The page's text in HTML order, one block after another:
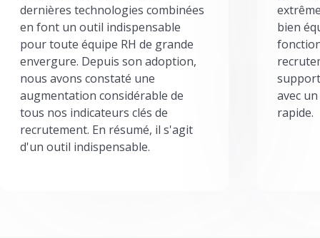
dernières technologies combinées
en font un outil indispensable
pour toute équipe RH de grande
envergure. Depuis son adoption,
nous avons constaté une
augmentation considérable de
tous nos indicateurs clés de
recrutement. En résumé, il s'agit
d'un outil indispensable.
bien
avec
rapide.